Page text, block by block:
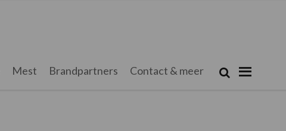
Mest Brandpartners Contact & meer Zoek